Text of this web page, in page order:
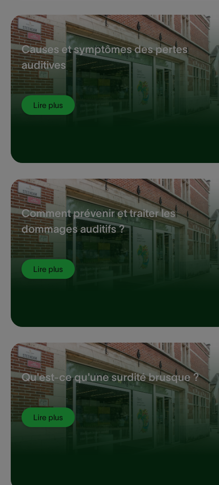
Causes et symptômes des pertes
auditives
Lire plus
Comment prévenir et traiter les
dommages auditifs ?
Lire plus
Qu'est-ce qu'une surdité brusque ?
Lire plus